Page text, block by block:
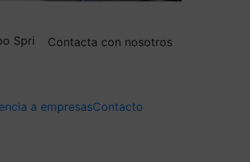
Spri
Contacta con nosotros
a empresasContacto